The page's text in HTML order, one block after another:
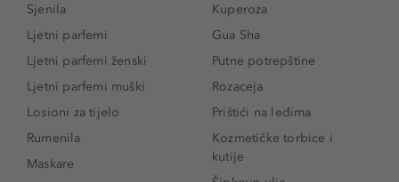
Sjenila
Ljetni parfemi
Ljetni parfemi ženski
Ljetni parfemi muški
Losioni za tijelo
Rumenila
Maskare
Kuperoza
Gua Sha
Putne potrepštine
Rozaceja
Prištići na leđima
Kozmetičke torbice i
kutije